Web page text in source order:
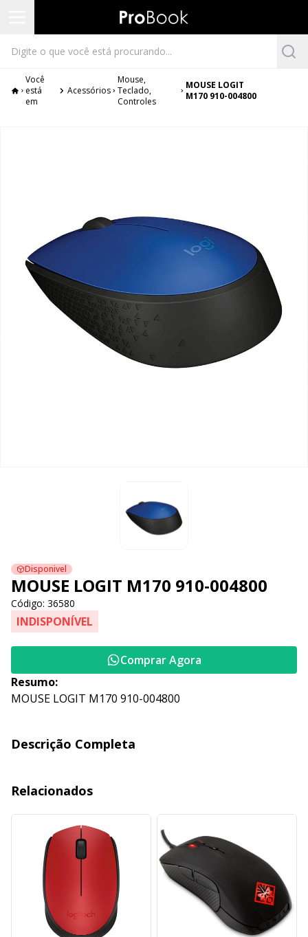
Você
está
em
Acessórios
Mouse,
Teclado,
Controles
MOUSE LOGIT
M170 910-004800
Disponivel
MOUSE LOGIT M170 910-004800
Código: 36580
INDISPONÍVEL
Comprar Agora
Resumo:
MOUSE LOGIT M170 910-004800
Descrição Completa
Relacionados